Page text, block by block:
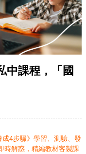
中課程，「國
成4步驟》學習、測驗、發
時解惑，精編教材客製課